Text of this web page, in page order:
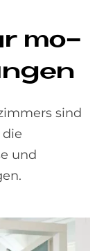
mo­
sind
und